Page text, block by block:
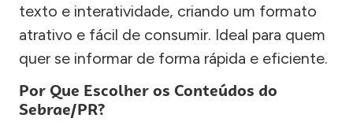
texto e interatividade, criando um formato
atrativo e fácil de consumir. Ideal para quem
quer se informar de forma rápida e eficiente.
Por Que Escolher os Conteúdos do
Sebrae/PR?